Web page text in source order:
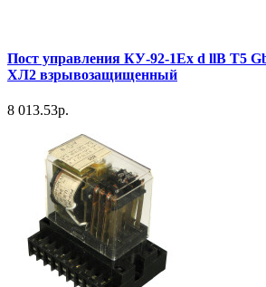
Пост управления КУ-92-1Ex d llB T5
ХЛ2 взрывозащищенный
8 013.53р.